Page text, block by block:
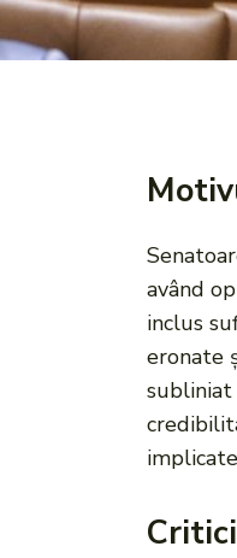
având
inclus
eronate
subliniat